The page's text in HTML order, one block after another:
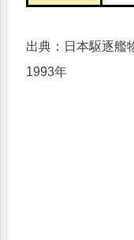
出典：日本駆逐艦
1993年